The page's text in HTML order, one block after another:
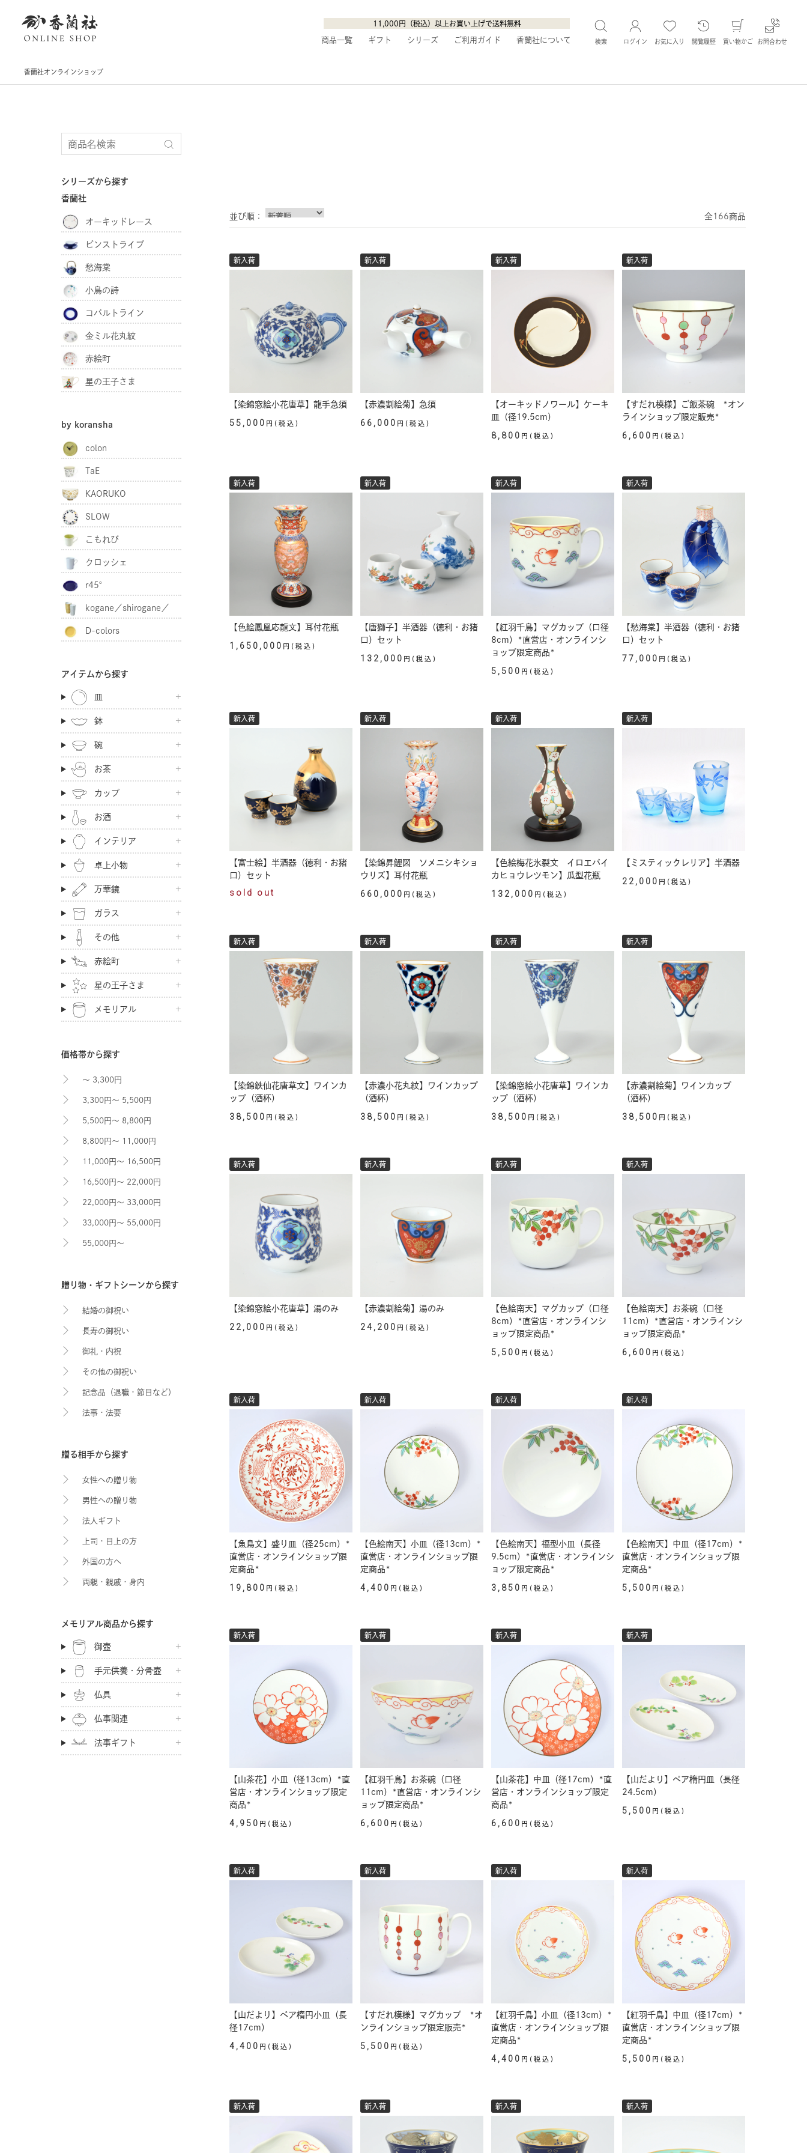
11,000円（税込）以上お買い上げで送料無料
商品一覧 ギフト シリーズ ご利用ガイド 香蘭社について 検索 ログイン お気に入り 閲覧履歴 買い物かご お問合わせ
香蘭社オンラインショップ
並び順： 全166商品
新入荷
【染錦窓絵小花唐草】龍手急須
55,000 円(税込)
新入荷
【赤濃割絵菊】急須
66,000 円(税込)
新入荷
【オーキッドノワール】ケーキ
皿（径19.5cm）
8,800 円(税込)
新入荷
【すだれ模様】ご飯茶碗 *オン
ラインショップ限定販売*
6,600 円(税込)
新入荷
【色絵鳳凰応龍文】耳付花瓶
1,650,000 円(税込)
新入荷
【唐獅子】半酒器（徳利・お猪
口）セット
132,000 円(税込)
新入荷
【紅羽千鳥】マグカップ（口径
8cm）*直営店・オンラインシ
ョップ限定商品*
5,500 円(税込)
新入荷
【愁海棠】半酒器（徳利・お猪
口）セット
77,000 円(税込)
新入荷
【富士絵】半酒器（徳利・お猪
口）セット
sold out
新入荷
【染錦昇鯉図 ソメニシキショ
ウリズ】耳付花瓶
660,000 円(税込)
新入荷
【色絵梅花氷裂文 イロエバイ
カヒョウレツモン】瓜型花瓶
132,000 円(税込)
新入荷
【ミスティックレリア】半酒器
22,000 円(税込)
新入荷
【染錦鉄仙花唐草文】ワインカ
ップ（酒杯）
38,500 円(税込)
新入荷
【赤濃小花丸紋】ワインカップ
（酒杯）
38,500 円(税込)
新入荷
【染錦窓絵小花唐草】ワインカ
ップ（酒杯）
38,500 円(税込)
新入荷
【赤濃割絵菊】ワインカップ
（酒杯）
38,500 円(税込)
新入荷
【染錦窓絵小花唐草】湯のみ
22,000 円(税込)
新入荷
【赤濃割絵菊】湯のみ
24,200 円(税込)
新入荷
【色絵南天】マグカップ（口径
8cm）*直営店・オンラインシ
ョップ限定商品*
5,500 円(税込)
新入荷
【色絵南天】お茶碗（口径
11cm）*直営店・オンラインシ
ョップ限定商品*
6,600 円(税込)
新入荷
【魚鳥文】盛り皿（径25cm）*
直営店・オンラインショップ限
定商品*
19,800 円(税込)
新入荷
【色絵南天】小皿（径13cm）*
直営店・オンラインショップ限
定商品*
4,400 円(税込)
新入荷
【色絵南天】福型小皿（長径
9.5cm）*直営店・オンラインシ
ョップ限定商品*
3,850 円(税込)
新入荷
【色絵南天】中皿（径17cm）*
直営店・オンラインショップ限
定商品*
5,500 円(税込)
新入荷
【山茶花】小皿（径13cm）*直
営店・オンラインショップ限定
商品*
4,950 円(税込)
新入荷
【紅羽千鳥】お茶碗（口径
11cm）*直営店・オンラインシ
ョップ限定商品*
6,600 円(税込)
新入荷
【山茶花】中皿（径17cm）*直
営店・オンラインショップ限定
商品*
6,600 円(税込)
新入荷
【山だより】ペア楕円皿（長径
24.5cm）
5,500 円(税込)
新入荷
【山だより】ペア楕円小皿（長
径17cm）
4,400 円(税込)
新入荷
【すだれ模様】マグカップ *オ
ンラインショップ限定販売*
5,500 円(税込)
新入荷
【紅羽千鳥】小皿（径13cm）*
直営店・オンラインショップ限
定商品*
4,400 円(税込)
新入荷
【紅羽千鳥】中皿（径17cm）*
直営店・オンラインショップ限
定商品*
5,500 円(税込)
新入荷 新入荷 新入荷 新入荷
シリーズから探す
香蘭社
オーキッドレース
ピンストライプ
愁海棠
小鳥の詩
コバルトライン
金ミル花丸紋
赤絵町
星の王子さま
by koransha
colon
TaE
KAORUKO
SLOW
こもれび
クロッシェ
r45°
kogane／shirogane／
akaganeD-colors
アイテムから探す
皿
鉢
碗
お茶
カップ
お酒
インテリア
卓上小物
万華鏡
ガラス
その他
赤絵町
星の王子さま
メモリアル
価格帯から探す
～ 3,300円
3,300円～ 5,500円
5,500円～ 8,800円
8,800円～ 11,000円
11,000円～ 16,500円
16,500円～ 22,000円
22,000円～ 33,000円
33,000円～ 55,000円
55,000円～
贈り物・ギフトシーンから探す
結婚の御祝い
長寿の御祝い
御礼・内祝
その他の御祝い
記念品（退職・節目など）
法事・法要
贈る相手から探す
女性への贈り物
男性への贈り物
法人ギフト
上司・目上の方
外国の方へ
両親・親戚・身内
メモリアル商品から探す
御壺
手元供養・分骨壺
仏具
仏事関連
法事ギフト